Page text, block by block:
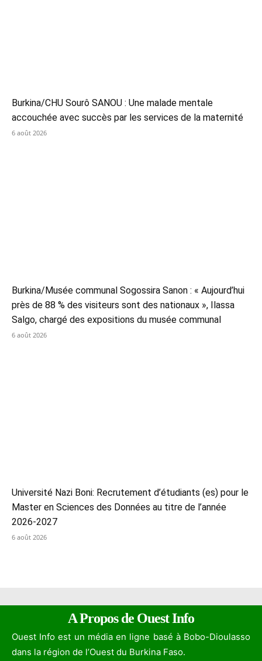
Burkina/CHU Sourô SANOU : Une malade mentale
accouchée avec succès par les services de la maternité
6 août 2026
Burkina/Musée communal Sogossira Sanon : « Aujourd’hui
près de 88 % des visiteurs sont des nationaux », Ilassa
Salgo, chargé des expositions du musée communal
6 août 2026
Université Nazi Boni: Recrutement d’étudiants (es) pour le
Master en Sciences des Données au titre de l’année
2026-2027
6 août 2026
A Propos de Ouest Info
Ouest Info est un média en ligne basé à Bobo-Dioulasso
dans la région de l’Ouest du Burkina Faso.